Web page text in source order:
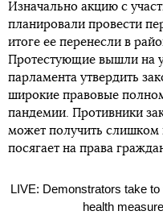
Изначально акцию с
планировали провести
итоге ее перенесли в
Протестующие вышли на
парламента утвердить
широкие правовые
пандемии. Противники
может получить
посягает на права
LIVE: Demonstrators take
health